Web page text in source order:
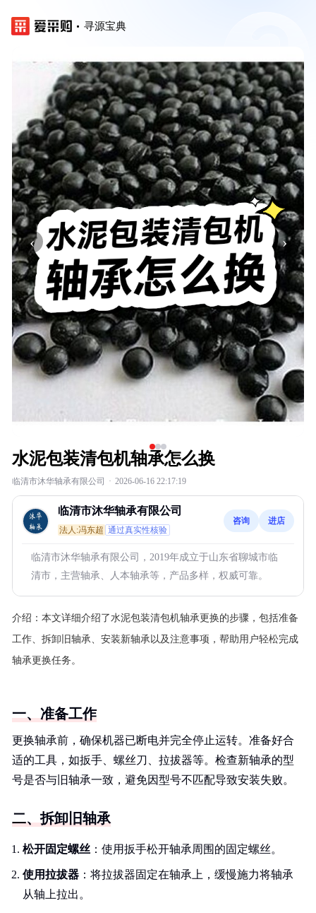
寻源宝典
‹ ›
水泥包装清包机轴承怎么换
临清市沐华轴承有限公司 · 2026-06-16 22:17:19
临清市沐华轴承有限公司
法人:冯东超 通过真实性核验
咨询 进店
临清市沐华轴承有限公司，2019年成立于山东省聊城市临
清市，主营轴承、人本轴承等，产品多样，权威可靠。
介绍： 本文详细介绍了水泥包装清包机轴承更换的步骤，包括准备
工作、拆卸旧轴承、安装新轴承以及注意事项，帮助用户轻松完成
轴承更换任务。
一、准备工作
更换轴承前，确保机器已断电并完全停止运转。准备好合
适的工具，如扳手、螺丝刀、拉拔器等。检查新轴承的型
号是否与旧轴承一致，避免因型号不匹配导致安装失败。
二、拆卸旧轴承
松开固定螺丝 ：使用扳手松开轴承周围的固定螺丝。
使用拉拔器 ：将拉拔器固定在轴承上，缓慢施力将轴承
从轴上拉出。